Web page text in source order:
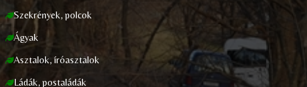
Szekrények, polcok
Ágyak
Asztalok, íróasztalok
Ládák, postaládák